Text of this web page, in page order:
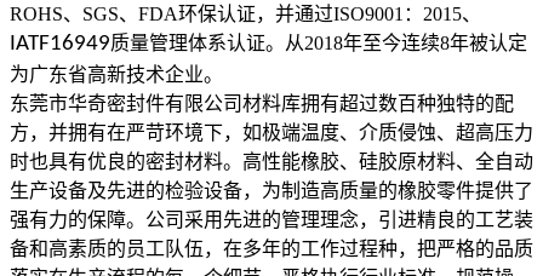
ROHS、SGS、FDA环保认证，并通过ISO9001：2015、
IATF16949质量管理体系认证。从2018年至今连续8年被认定
为广东省高新技术企业。
东莞市华奇密封件有限公司材料库拥有超过数百种独特的配
方，并拥有在严苛环境下，如极端温度、介质侵蚀、超高压力
时也具有优良的密封材料。高性能橡胶、硅胶原材料、全自动
生产设备及先进的检验设备，为制造高质量的橡胶零件提供了
强有力的保障。公司采用先进的管理理念，引进精良的工艺装
备和高素质的员工队伍，在多年的工作过程种，把严格的品质